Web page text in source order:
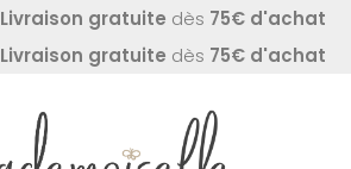
Livraison gratuite dès 75€ d'achat
Livraison gratuite dès 75€ d'achat